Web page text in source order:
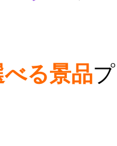
べる景品